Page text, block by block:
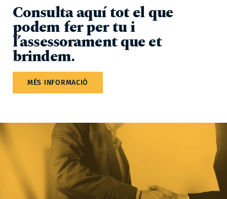
Consulta aquí tot el que
podem fer per tu i
l’assessorament que et
brindem.
MÉS INFORMACIÓ